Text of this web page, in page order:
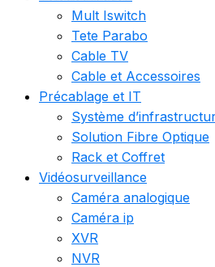
Mult Iswitch
Tete Parabo
Cable TV
Cable et Accessoires
Précablage et IT
Système
Solution Fibre Optique
Rack et Coffret
Vidéosurveillance
Caméra analogique
Caméra ip
XVR
NVR